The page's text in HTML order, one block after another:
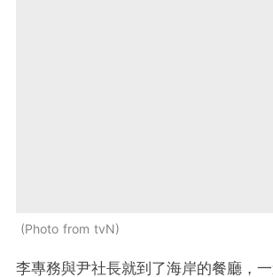
Photo from tvN
李專務與尹社長就到了海岸的餐廳，